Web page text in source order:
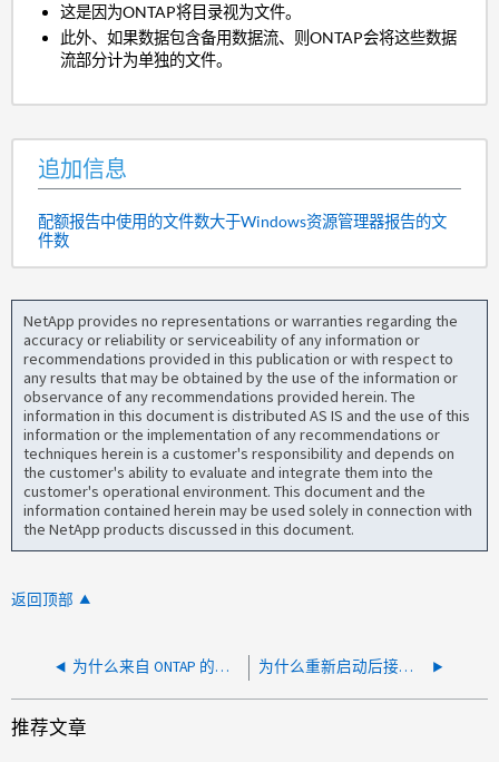
这是因为ONTAP将目录视为文件。
此外、如果数据包含备用数据流、则ONTAP会将这些数据
流部分计为单独的文件。
追加信息
配额报告中使用的文件数大于Windows资源管理器报告的文
件数
NetApp provides no representations or warranties regarding the
accuracy or reliability or serviceability of any information or
recommendations provided in this publication or with respect to
any results that may be obtained by the use of the information or
observance of any recommendations provided herein. The
information in this document is distributed AS IS and the use of this
information or the implementation of any recommendations or
techniques herein is a customer's responsibility and depends on
the customer's ability to evaluate and integrate them into the
customer's operational environment. This document and the
information contained herein may be used solely in connection with
the NetApp products discussed in this document.
返回顶部
为什么来自 ONTAP 的少数 SNMP 陷阱在 Zabbix 中只显示字符串，而不显示事件名称或描述 为什么重新启动后接口组 UP 端口和 Down 端口会切换？
推荐文章